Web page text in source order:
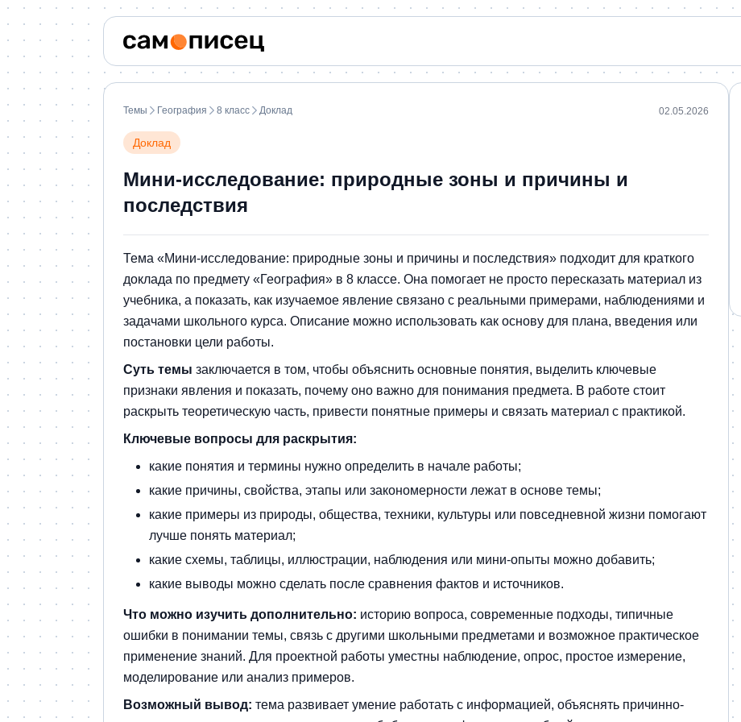
Темы География 8 класс Доклад 02.05.2026
Доклад
Мини-исследование: природные зоны и причины и
последствия
Тема «Мини-исследование: природные зоны и причины и последствия» подходит для краткого
доклада по предмету «География» в 8 классе. Она помогает не просто пересказать материал из
учебника, а показать, как изучаемое явление связано с реальными примерами, наблюдениями и
задачами школьного курса. Описание можно использовать как основу для плана, введения или
постановки цели работы.
Суть темы заключается в том, чтобы объяснить основные понятия, выделить ключевые
признаки явления и показать, почему оно важно для понимания предмета. В работе стоит
раскрыть теоретическую часть, привести понятные примеры и связать материал с практикой.
Ключевые вопросы для раскрытия:
какие понятия и термины нужно определить в начале работы;
какие причины, свойства, этапы или закономерности лежат в основе темы;
какие примеры из природы, общества, техники, культуры или повседневной жизни помогают
лучше понять материал;
какие схемы, таблицы, иллюстрации, наблюдения или мини-опыты можно добавить;
какие выводы можно сделать после сравнения фактов и источников.
Что можно изучить дополнительно: историю вопроса, современные подходы, типичные
ошибки в понимании темы, связь с другими школьными предметами и возможное практическое
применение знаний. Для проектной работы уместны наблюдение, опрос, простое измерение,
моделирование или анализ примеров.
Возможный вывод: тема развивает умение работать с информацией, объяснять причинно-